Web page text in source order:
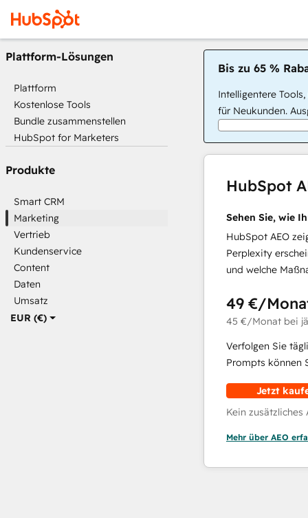
EUR (€)
Plattform-Lösungen
Plattform
Kostenlose Tools
Bundle zusammenstellen
HubSpot for Marketers
Produkte
Smart CRM
Marketing
Vertrieb
Kundenservice
Content
Daten
Umsatz
Bis zu 65 %
Intelligentere
für Neukunden.
HubSpot
Sehen Sie, wie
HubSpot AEO
Perplexity
und welche
49 €/
45 €/Monat bei
Verfolgen Sie
Prompts können
Jetzt
Kein
Mehr über AEO